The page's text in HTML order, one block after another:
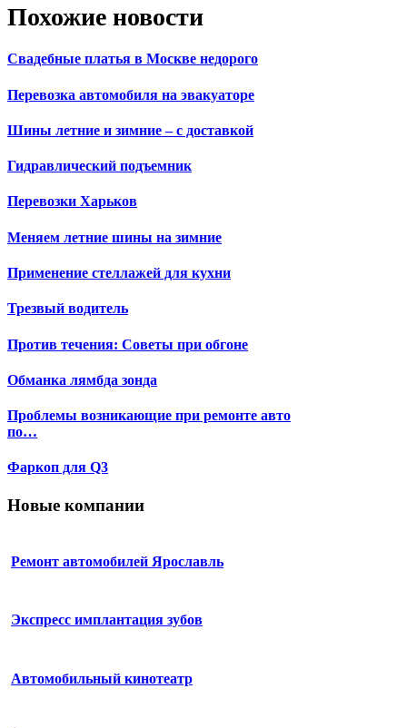
Похожие новости
Свадебные платья в Москве недорого
Перевозка автомобиля на эвакуаторе
Шины летние и зимние – с доставкой
Гидравлический подъемник
Перевозки Харьков
Меняем летние шины на зимние
Применение стеллажей для кухни
Трезвый водитель
Против течения: Советы при обгоне
Обманка лямбда зонда
Проблемы возникающие при ремонте авто
по…
Фаркоп для Q3
Новые компании
Ремонт автомобилей Ярославль
Экспресс имплантация зубов
Автомобильный кинотеатр